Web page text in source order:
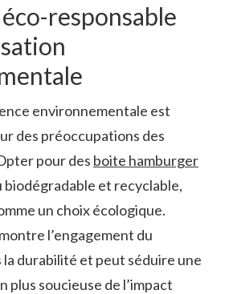
responsable
environnementale est
des préoccupations des
pour des boite hamburger
biodégradable et recyclable,
un choix écologique.
l’engagement du
durabilité et peut séduire une
plus soucieuse de l’impact